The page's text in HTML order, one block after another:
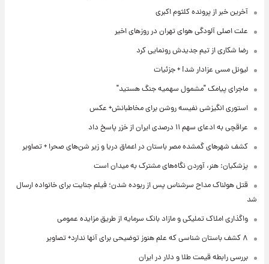
آخرین خبر از پرونده کلثوم اکبری
علت اصلی آلودگی هوای تهران در روزهای اخیر
رضا شکاری از تیم جدیدش رونمایی کرد
لیونل مسی عزادار شد! + جزئیات
ماجرای پیامک "مشمول سهمیه جنگ هستید"
استوری انگیزشی نفیسه روشن برای مخاطبانش+ عکس
عراقچی به ادعای سهم ۱۱ درصدی ایران از خزر پاسخ داد
کشف شهرهای گمشده مصر باستان در اعماق دریا و زیر شن‌های صحرا + تصاویر
پزشکیان: هنر، آوردن نگاه‌های مشترک به میدان است
قتل هولناک مداح سرشناس پس از ربوده شدن؛ فیلم جنایت برای خانواده ارسال
شد
واگذاری املاک تملیکی و مازاد بانک سرمایه از طریق مزایده عمومی
۸ کشف باستان شناسی که علم هنوز توضیحی برای آنها ندارد+ تصاویر
بررسی رابطه قیمت طلا و دلار در ایران